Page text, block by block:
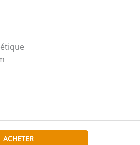
ACHETER